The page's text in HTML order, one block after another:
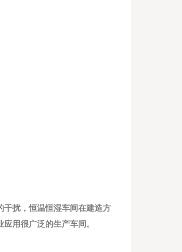
干扰，恒温恒湿车间在建造方
用很广泛的生产车间。